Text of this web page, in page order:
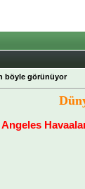
böyle görünüyor